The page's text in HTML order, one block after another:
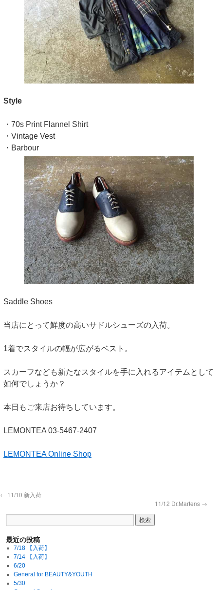
Style
・70s Print Flannel Shirt
・Vintage Vest
・Barbour
Saddle Shoes
当店にとって鮮度の高いサドルシューズの入荷。
1着でスタイルの幅が広がるベスト。
スカーフなども新たなスタイルを手に入れるアイテムとして
如何でしょうか？
本日もご来店お待ちしています。
LEMONTEA 03-5467-2407
LEMONTEA Online Shop
← 11/10 新入荷
11/12 Dr.Martens →
最近の投稿
7/18 【入荷】
7/14 【入荷】
6/20
General for BEAUTY&YOUTH
5/30